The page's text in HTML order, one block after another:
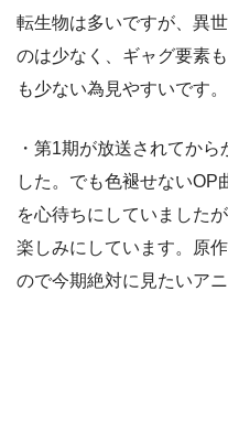
転生物は多いですが、異
のは少なく、ギャグ要素
も少ない為見やすいです。
・第1期が放送されてか
した。でも色褪せないOP
を心待ちにしていました
楽しみにしています。原
ので今期絶対に見たいア